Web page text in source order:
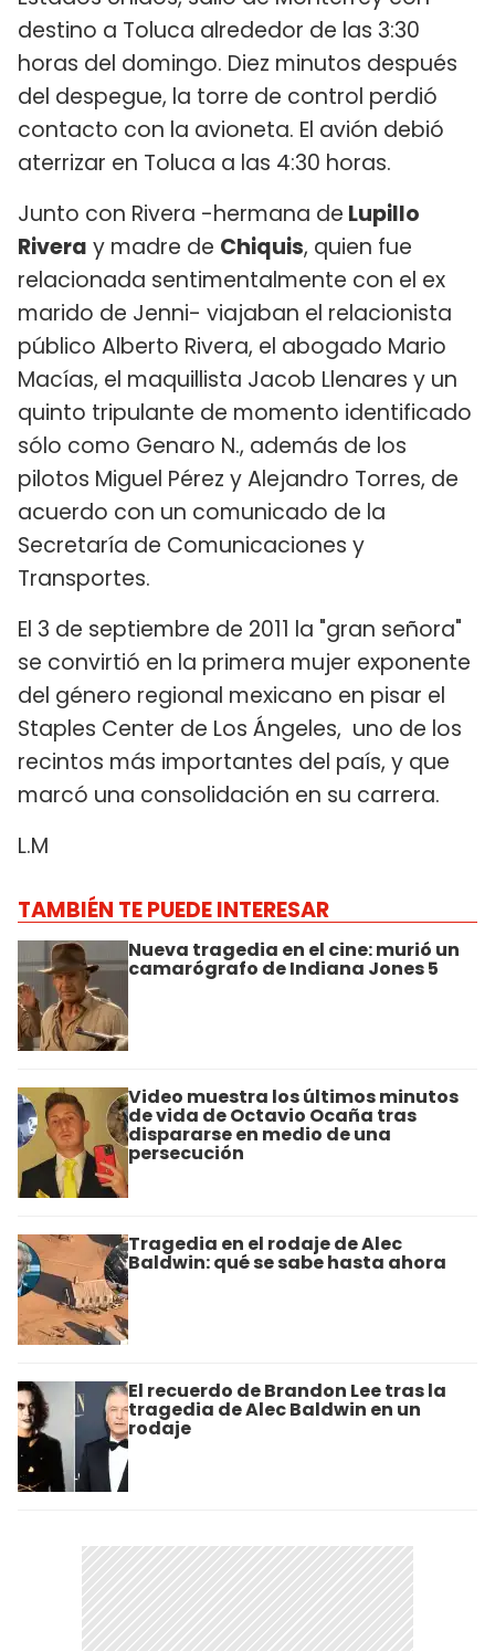
destino a Toluca alrededor de las 3:30
horas del domingo. Diez minutos después
del despegue, la torre de control perdió
contacto con la avioneta. El avión debió
aterrizar en Toluca a las 4:30 horas.
Junto con Rivera -hermana de Lupillo
Rivera y madre de Chiquis, quien fue
relacionada sentimentalmente con el ex
marido de Jenni- viajaban el relacionista
público Alberto Rivera, el abogado Mario
Macías, el maquillista Jacob Llenares y un
quinto tripulante de momento identificado
sólo como Genaro N., además de los
pilotos Miguel Pérez y Alejandro Torres, de
acuerdo con un comunicado de la
Secretaría de Comunicaciones y
Transportes.
El 3 de septiembre de 2011 la "gran señora"
se convirtió en la primera mujer exponente
del género regional mexicano en pisar el
Staples Center de Los Ángeles, uno de los
recintos más importantes del país, y que
marcó una consolidación en su carrera.
L.M
TAMBIÉN TE PUEDE INTERESAR
Nueva tragedia en el cine: murió un
camarógrafo de Indiana Jones 5
Video muestra los últimos minutos
de vida de Octavio Ocaña tras
dispararse en medio de una
persecución
Tragedia en el rodaje de Alec
Baldwin: qué se sabe hasta ahora
El recuerdo de Brandon Lee tras la
tragedia de Alec Baldwin en un
rodaje